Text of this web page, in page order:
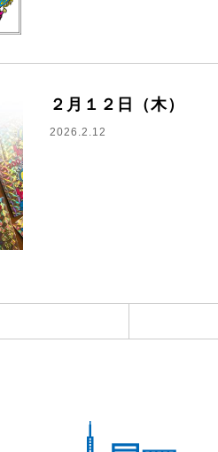
２月１２日（木）
2026.2.12